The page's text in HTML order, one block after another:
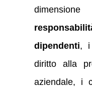
dipendenti, i
diritto alla
aziendale, i